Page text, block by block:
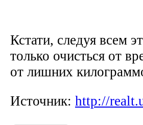
Кстати, следуя всем
только очисться от
от лишних
Источник: http://